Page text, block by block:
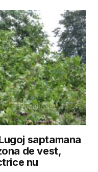
saptamana
de vest,
nu